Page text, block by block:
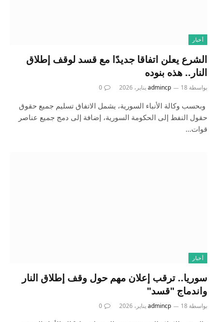
أخبار
الشرع يعلن اتفاقا جديدًا مع قسد لوقف إطلاق
النار.. هذه بنوده
بواسطة admincp 18 يناير، 2026 0
وبحسب وكالة الأنباء السورية، يشمل الاتفاق تسليم جميع حقوق
حقول النفط إلى الحكومة السورية، إضافة إلى دمج جميع عناصر
قوات…
أخبار
سوريا.. ترقب إعلان مهم حول وقف إطلاق النار
واندماج "قسد"
بواسطة admincp 18 يناير، 2026 0